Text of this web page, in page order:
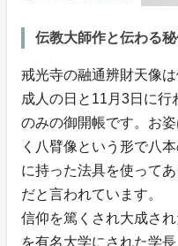
伝教大師作と伝わる
戒光寺の融通辨財天像
成人の日と11月3日に
のみの御開帳です。お
く八臂像という形で八
に持った法具を使って
だと言われています。
信仰を篤くされ大成さ
を有名大学にされた学